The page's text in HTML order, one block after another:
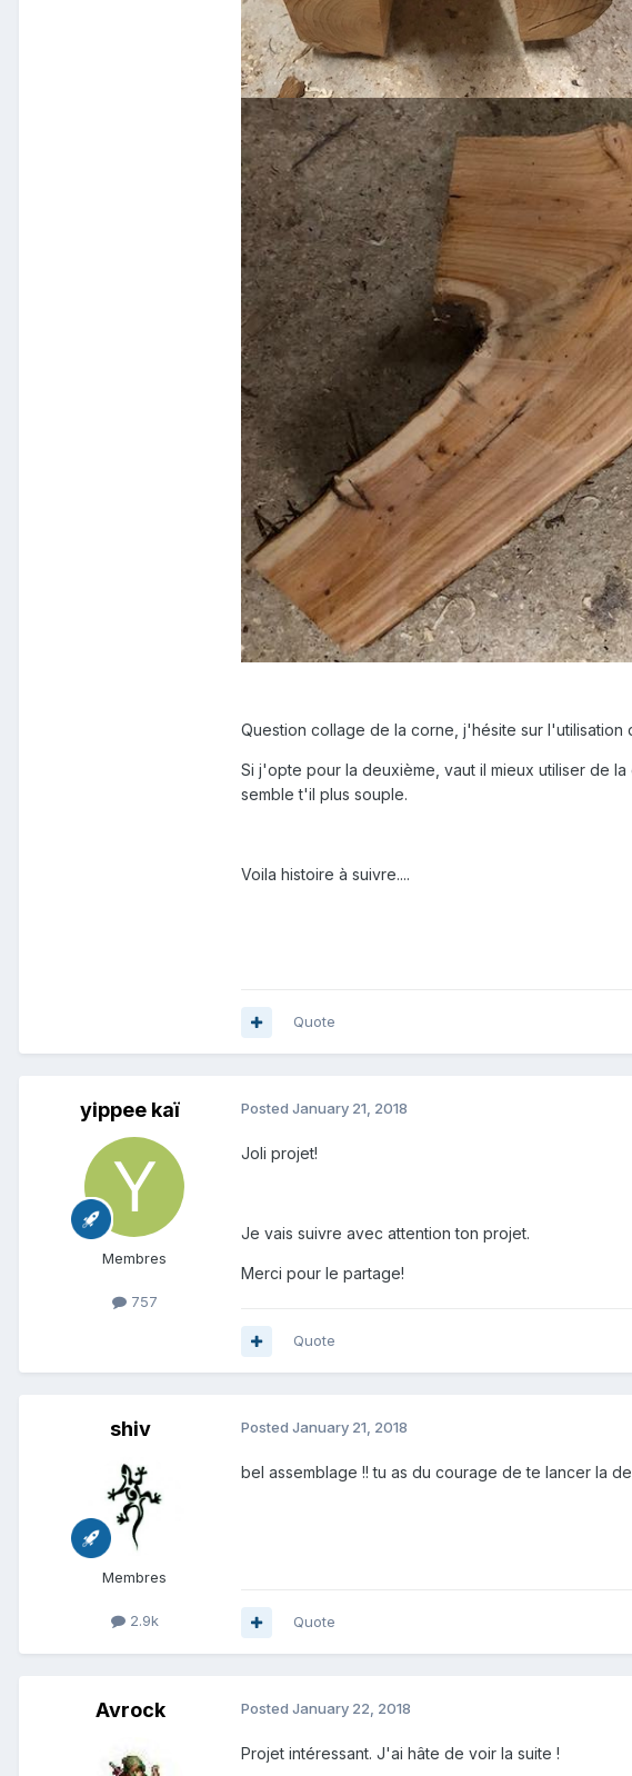
Question collage de la corne, j'hésite sur
Si j'opte pour la deuxième, vaut il mieux utiliser de
semble t'il plus souple.
Voila histoire à suivre....
Quote
yippee kaï
Membres
757
Posted January 21, 2018
Joli projet!
Je vais suivre avec attention ton projet.
Merci pour le partage!
Quote
shiv
Membres
2.9k
Posted January 21, 2018
bel assemblage !! tu as du courage de te lancer la
Quote
Avrock Posted January 22, 2018
Projet intéressant. J'ai hâte de voir la suite !